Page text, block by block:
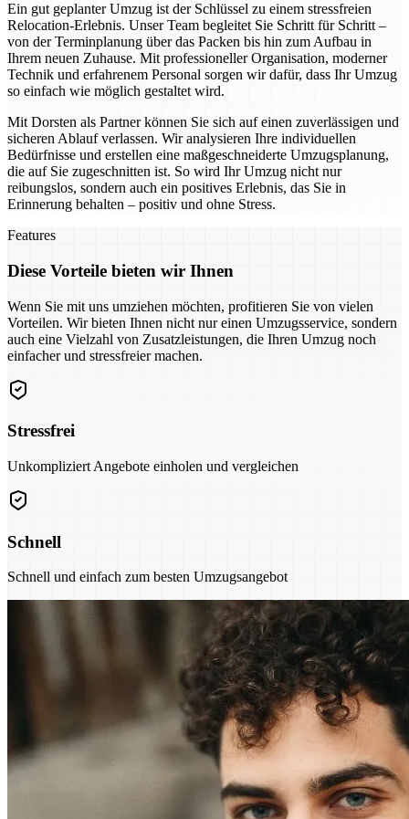
Ein gut geplanter Umzug ist der Schlüssel zu einem stressfreien
Relocation-Erlebnis. Unser Team begleitet Sie Schritt für Schritt –
von der Terminplanung über das Packen bis hin zum Aufbau in
Ihrem neuen Zuhause. Mit professioneller Organisation, moderner
Technik und erfahrenem Personal sorgen wir dafür, dass Ihr Umzug
so einfach wie möglich gestaltet wird.
Mit Dorsten als Partner können Sie sich auf einen zuverlässigen und
sicheren Ablauf verlassen. Wir analysieren Ihre individuellen
Bedürfnisse und erstellen eine maßgeschneiderte Umzugsplanung,
die auf Sie zugeschnitten ist. So wird Ihr Umzug nicht nur
reibungslos, sondern auch ein positives Erlebnis, das Sie in
Erinnerung behalten – positiv und ohne Stress.
Features
Diese Vorteile bieten wir Ihnen
Wenn Sie mit uns umziehen möchten, profitieren Sie von vielen
Vorteilen. Wir bieten Ihnen nicht nur einen Umzugsservice, sondern
auch eine Vielzahl von Zusatzleistungen, die Ihren Umzug noch
einfacher und stressfreier machen.
Stressfrei
Unkompliziert Angebote einholen und vergleichen
Schnell
Schnell und einfach zum besten Umzugsangebot